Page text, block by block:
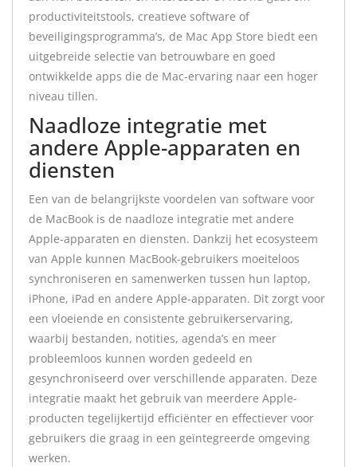
productiviteitstools, creatieve software of
beveiligingsprogramma’s, de Mac App Store biedt een
uitgebreide selectie van betrouwbare en goed
ontwikkelde apps die de Mac-ervaring naar een hoger
niveau tillen.
Naadloze integratie met
andere Apple-apparaten en
diensten
Een van de belangrijkste voordelen van software voor
de MacBook is de naadloze integratie met andere
Apple-apparaten en diensten. Dankzij het ecosysteem
van Apple kunnen MacBook-gebruikers moeiteloos
synchroniseren en samenwerken tussen hun laptop,
iPhone, iPad en andere Apple-apparaten. Dit zorgt voor
een vloeiende en consistente gebruikerservaring,
waarbij bestanden, notities, agenda’s en meer
probleemloos kunnen worden gedeeld en
gesynchroniseerd over verschillende apparaten. Deze
integratie maakt het gebruik van meerdere Apple-
producten tegelijkertijd efficiënter en effectiever voor
gebruikers die graag in een geïntegreerde omgeving
werken.